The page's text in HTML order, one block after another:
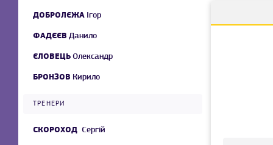
ДОБРОЛЄЖА Ігор
ФАДЄЄВ Данило
ЄЛОВЕЦЬ Олександр
БРОНЗОВ Кирило
ТРЕНЕРИ
СКОРОХОД Сергій